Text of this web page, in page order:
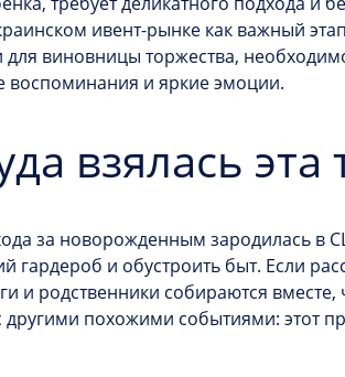
ивент-рынке как важный
виновницы торжества,
воспоминания и яркие эмоции.
взялась
за новорожденным зародилась в
и обустроить быт. Если
и родственники собираются
другими похожими событиями: этот